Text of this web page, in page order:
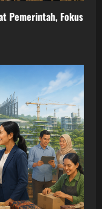
Pemerintah, Fokus